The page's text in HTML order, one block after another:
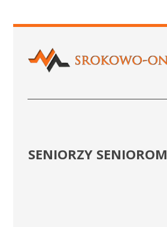
SENIORZY SENIOROM